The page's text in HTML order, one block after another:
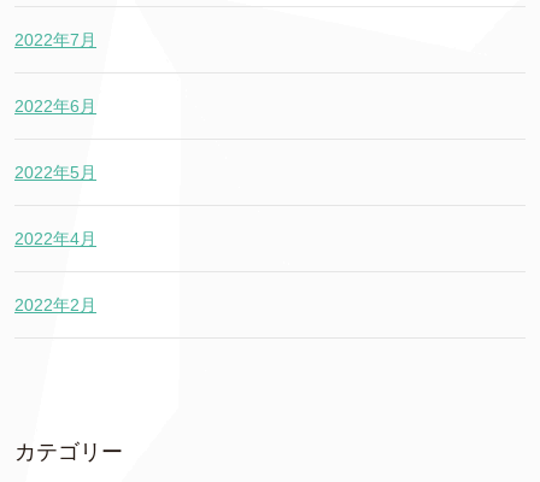
2022年7月
2022年6月
2022年5月
2022年4月
2022年2月
カテゴリー